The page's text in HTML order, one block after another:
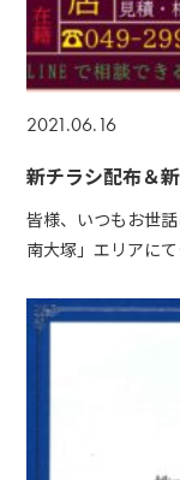
2021.06.16
新チラシ配布＆
皆様、いつもお世
南大塚」エリアに